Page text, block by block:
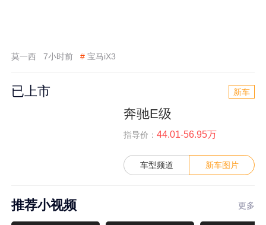
莫一西 7小时前 # 宝马iX3
已上市 新车
奔驰E级
指导价： 44.01-56.95万
车型频道 新车图片
推荐小视频 更多